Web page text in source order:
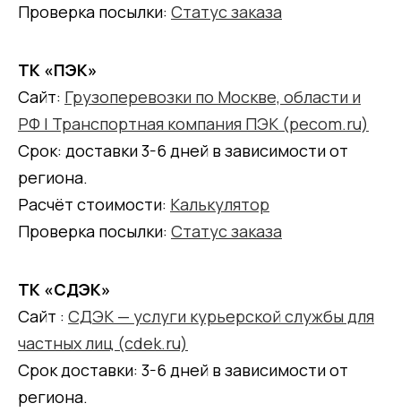
Проверка посылки: Статус заказа
ТК «ПЭК»
Сайт: Грузоперевозки по Москве, области и
РФ | Транспортная компания ПЭК (pecom.ru)
Срок: доставки 3-6 дней в зависимости от
региона.
Расчёт стоимости: Калькулятор
Проверка посылки: Статус заказа
ТК «СДЭК»
Сайт : СДЭК — услуги курьерской службы для
частных лиц (cdek.ru)
Срок доставки: 3-6 дней в зависимости от
региона.